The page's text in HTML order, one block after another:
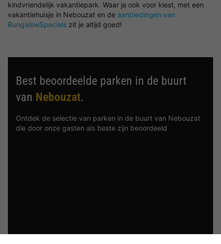
kindvriendelijk vakantiepark. Waar je ook voor kiest, met een
vakantiehuisje in Nebouzat en de aanbiedingen van
BungalowSpecials zit je altijd goed!
Best beoordeelde parken in de buurt
van Nebouzat.
Ontdek de selectie van parken in de buurt van Nebouzat
die door onze gasten als beste zijn beoordeeld